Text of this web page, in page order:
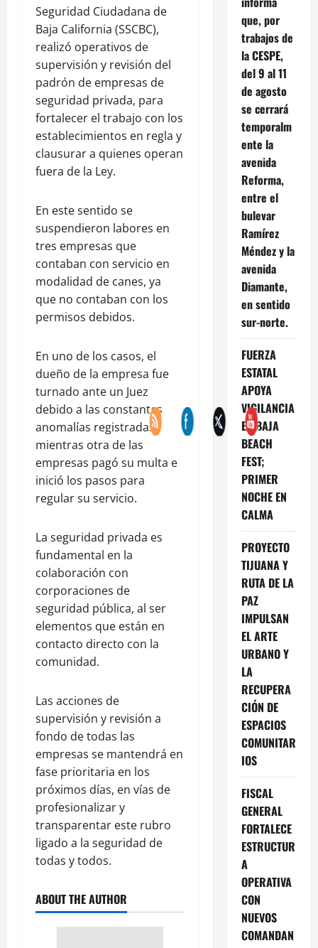
Seguridad Ciudadana de
Baja California (SSCBC),
realizó operativos de
supervisión y revisión del
padrón de empresas de
seguridad privada, para
fortalecer el trabajo con los
establecimientos en regla y
clausurar a quienes operan
fuera de la Ley.
En este sentido se
suspendieron labores en
tres empresas que
contaban con servicio en
modalidad de canes, ya
que no contaban con los
permisos debidos.
En uno de los casos, el
dueño de la empresa fue
turnado ante un Juez
debido a las constantes
anomalías registradas,
mientras otra de las
empresas pagó su multa e
inició los pasos para
regular su servicio.
La seguridad privada es
fundamental en la
colaboración con
corporaciones de
seguridad pública, al ser
elementos que están en
contacto directo con la
comunidad.
Las acciones de
supervisión y revisión a
fondo de todas las
empresas se mantendrá en
fase prioritaria en los
próximos días, en vías de
profesionalizar y
transparentar este rubro
ligado a la seguridad de
todas y todos.
ABOUT THE AUTHOR
que, por
trabajos de
la CESPE,
del 9 al 11
de agosto
se cerrará
temporalm
ente la
avenida
Reforma,
entre el
bulevar
Ramírez
Méndez y la
avenida
Diamante,
en sentido
sur-norte.
FUERZA
ESTATAL
APOYA
VIGILANCIA
EN BAJA
BEACH
FEST;
PRIMER
NOCHE EN
CALMA
PROYECTO
TIJUANA Y
RUTA DE LA
PAZ
IMPULSAN
EL ARTE
URBANO Y
LA
RECUPERA
CIÓN DE
ESPACIOS
COMUNITAR
IOS
FISCAL
GENERAL
FORTALECE
ESTRUCTUR
A
OPERATIVA
CON
NUEVOS
COMANDAN